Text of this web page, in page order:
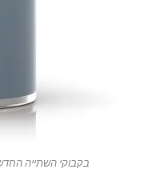
בקבוקי השתייה